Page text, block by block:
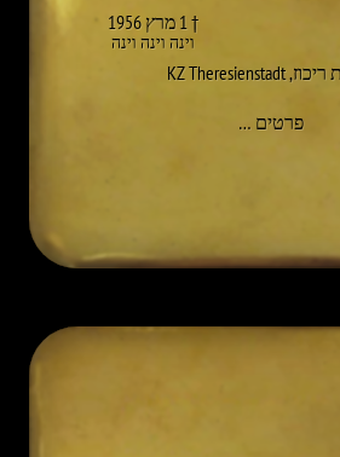
† 1 מרץ 1956
וינה וינה וינה
ריכוז,
KZ Theresienstadt
פרטים …